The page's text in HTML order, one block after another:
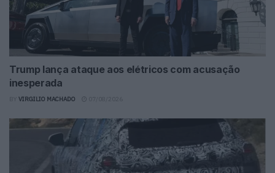
Trump lança ataque aos elétricos com acusação
inesperada
VIRGILIO MACHADO